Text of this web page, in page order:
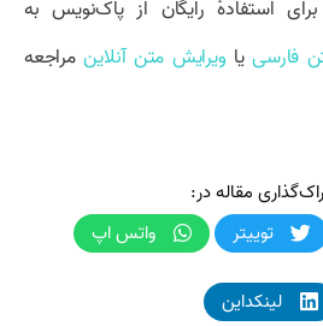
استفادهٔ رایگان از پاک‌نویس به
فارسییا ویرایش متن آنلاینمراجعه
مقاله در:
توییتر واتس اپ
لینکداین